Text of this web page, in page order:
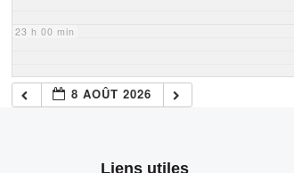
23 h 00 min
8 AOÛT 2026
Liens utiles